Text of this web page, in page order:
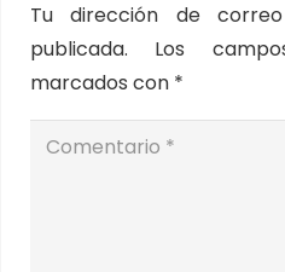
Tu dirección de
publicada.
Los
marcados con *